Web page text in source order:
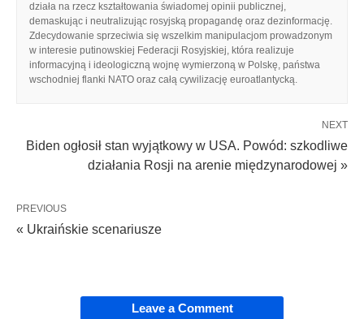
działa na rzecz kształtowania świadomej opinii publicznej,
demaskując i neutralizując rosyjską propagandę oraz dezinformację.
Zdecydowanie sprzeciwia się wszelkim manipulacjom prowadzonym
w interesie putinowskiej Federacji Rosyjskiej, która realizuje
informacyjną i ideologiczną wojnę wymierzoną w Polskę, państwa
wschodniej flanki NATO oraz całą cywilizację euroatlantycką.
NEXT
Biden ogłosił stan wyjątkowy w USA. Powód: szkodliwe
działania Rosji na arenie międzynarodowej »
PREVIOUS
« Ukraińskie scenariusze
Leave a Comment